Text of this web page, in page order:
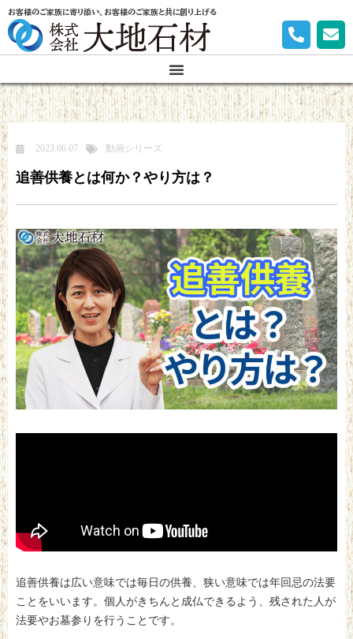
お客様のご家族に寄り添い、お客様のご家族と共に創り上げる
2023.06.07 動画シリーズ
追善供養とは何か？やり方は？
追善供養は広い意味では毎日の供養、狭い意味では年回忌の法要
ことをいいます。個人がきちんと成仏できるよう、残された人が
法要やお墓参りを行うことです。